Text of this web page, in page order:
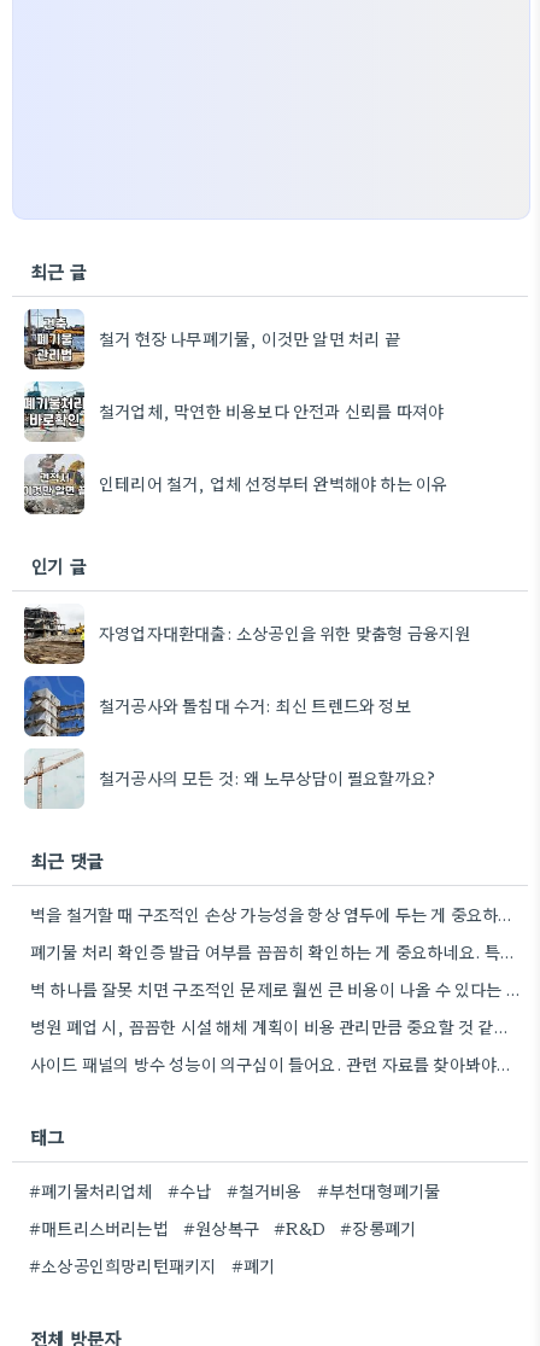
최근 글
철거 현장 나무폐기물, 이것만 알면 처리 끝
철거업체, 막연한 비용보다 안전과 신뢰를 따져야
인테리어 철거, 업체 선정부터 완벽해야 하는 이유
인기 글
자영업자대환대출: 소상공인을 위한 맞춤형 금융지원
철거공사와 돌침대 수거: 최신 트렌드와 정보
철거공사의 모든 것: 왜 노무상담이 필요할까요?
최근 댓글
벽을 철거할 때 구조적인 손상 가능성을 항상 염두에 두는 게 중요하네요. 특히 오래된 건물의 경우…
폐기물 처리 확인증 발급 여부를 꼼꼼히 확인하는 게 중요하네요. 특히 건설 폐기물의 처리량이 예상보다 훨씬…
벽 하나를 잘못 치면 구조적인 문제로 훨씬 큰 비용이 나올 수 있다는 점이 와닿네요. 꼼꼼히…
병원 폐업 시, 꼼꼼한 시설 해체 계획이 비용 관리만큼 중요할 것 같아요.
사이드 패널의 방수 성능이 의구심이 들어요. 관련 자료를 찾아봐야겠네요.
태그
#폐기물처리업체 #수납 #철거비용
#부천대형폐기물
#매트리스버리는법
#원상복구 #R&D
#장롱폐기
#소상공인희망리턴패키지
#폐기
전체 방문자